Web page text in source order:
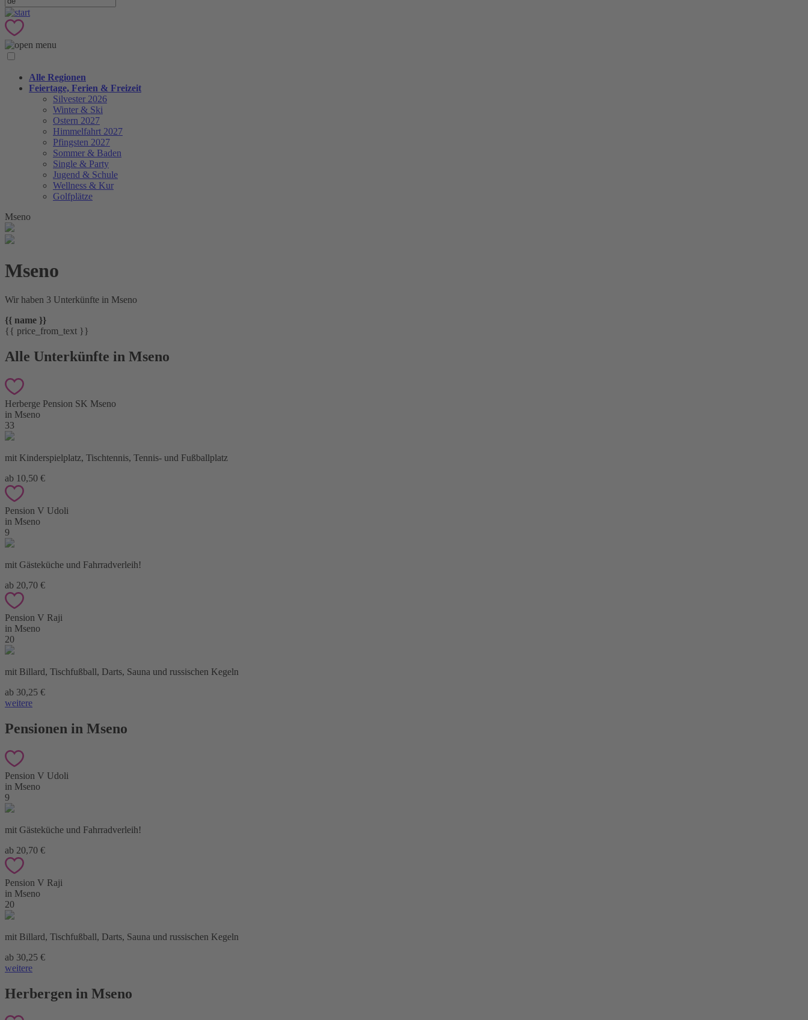
Alle Regionen
Feiertage, Ferien & Freizeit
Silvester 2026
Winter & Ski
Ostern 2027
Himmelfahrt 2027
Pfingsten 2027
Sommer & Baden
Single & Party
Jugend & Schule
Wellness & Kur
Golfplätze
Mseno
Mseno
Wir haben 3 Unterkünfte in Mseno
{{ name }}
{{ price_from_text }}
Alle Unterkünfte in Mseno
Herberge Pension SK Mseno
in Mseno
33
mit Kinderspielplatz, Tischtennis, Tennis- und Fußballplatz
ab 10,50 €
Pension V Udoli
in Mseno
9
mit Gästeküche und Fahrradverleih!
ab 20,70 €
Pension V Raji
in Mseno
20
mit Billard, Tischfußball, Darts, Sauna und russischen Kegeln
ab 30,25 €
weitere
Pensionen in Mseno
Pension V Udoli
in Mseno
9
mit Gästeküche und Fahrradverleih!
ab 20,70 €
Pension V Raji
in Mseno
20
mit Billard, Tischfußball, Darts, Sauna und russischen Kegeln
ab 30,25 €
weitere
Herbergen in Mseno